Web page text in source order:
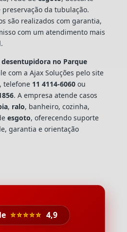
da tubulação.
são realizados com garantia,
com um atendimento mais
desentupidora no Parque
com a Ajax Soluções pelo site
telefone 11 4114-6060ou
. A empresa atende casos
, ralo, banheiro, cozinha,
esgoto, oferecendo suporte
garantia e orientação
⭐⭐⭐⭐⭐ 4,9